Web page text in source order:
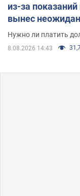
из-за
вынес
Нужно ли платить
8.08.2026 14:43